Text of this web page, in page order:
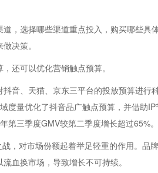
，选择哪些渠道重点投入，购买哪些具
决策。
还可以优化营销触点预算。
音、天猫、京东三平台的投放预算进行
度量优化了抖音品广触点预算，并借助
三季度GMV较第二季度增长超过65%。
，对市场份额起着举足轻重的作用。品
血换市场，导致增长不可持续。